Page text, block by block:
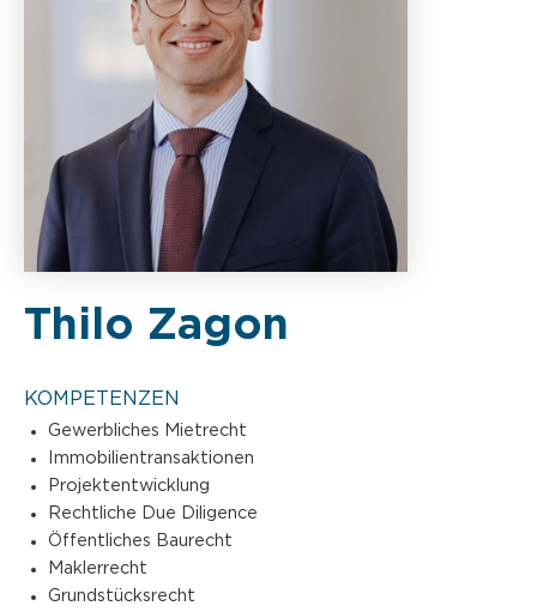
Thilo Zagon
KOMPETENZEN
Gewerbliches Mietrecht
Immobilientransaktionen
Projektentwicklung
Rechtliche Due Diligence
Öffentliches Baurecht
Maklerrecht
Grundstücksrecht